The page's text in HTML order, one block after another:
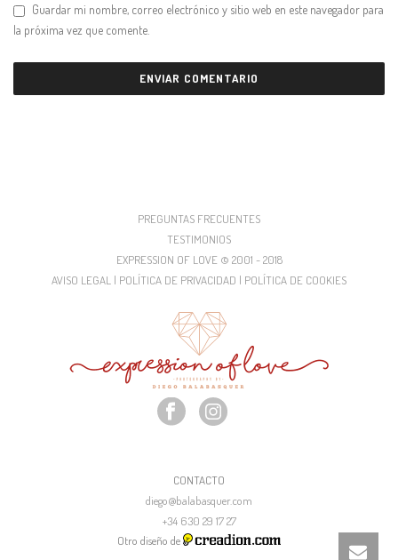
Guardar mi nombre, correo electrónico y sitio web en este navegador para
la próxima vez que comente.
PREGUNTAS FRECUENTES
TESTIMONIOS
EXPRESSION OF LOVE © 2001 - 2018
AVISO LEGAL | POLÍTICA DE PRIVACIDAD | POLÍTICA DE COOKIES
CONTACTO
diego@balabasquer.com
+34 630 29 17 27
Otro diseño de